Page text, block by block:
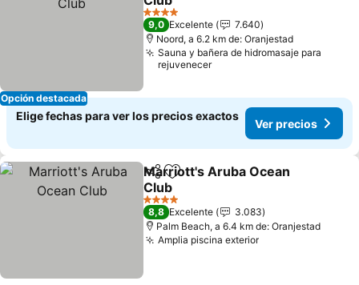
Opción destacada
Ver precios
4 Estrellas
9,0 Excelente
7.640
Noord, a 6.2 km de: Oranjestad
Sauna y bañera de hidromasaje para
rejuvenecer
Elige fechas para ver los precios exactos
Ver precios
CompartirAgregar a favoritos
Marriott's Aruba Ocean
Club
Ver precios
4 Estrellas
8,8 Excelente
3.083
Palm Beach, a 6.4 km de: Oranjestad
Amplia piscina exteriorVer precios